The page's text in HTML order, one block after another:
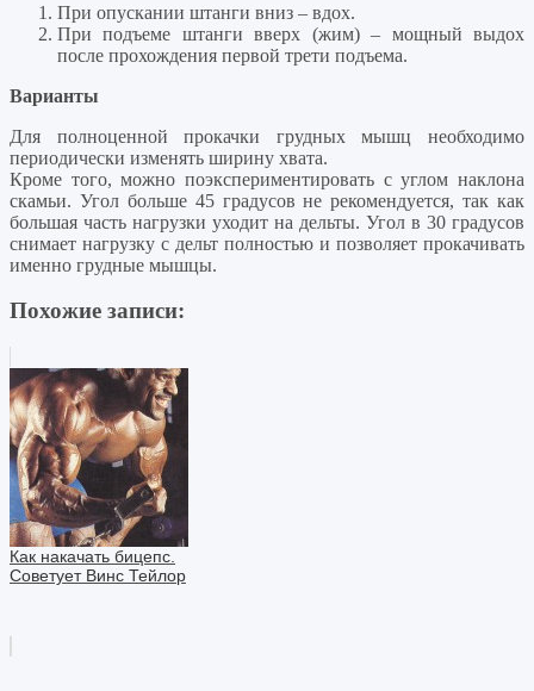
При опускании штанги вниз – вдох.
При подъеме штанги вверх (жим) – мощный выдох
после прохождения первой трети подъема.
Варианты
Для полноценной прокачки грудных мышц необходимо
периодически изменять ширину хвата.
Кроме того, можно поэкспериментировать с углом наклона
скамьи. Угол больше 45 градусов не рекомендуется, так как
большая часть нагрузки уходит на дельты. Угол в 30 градусов
снимает нагрузку с дельт полностью и позволяет прокачивать
именно грудные мышцы.
Похожие записи:
Как накачать бицепс.
Советует Винс Тейлор